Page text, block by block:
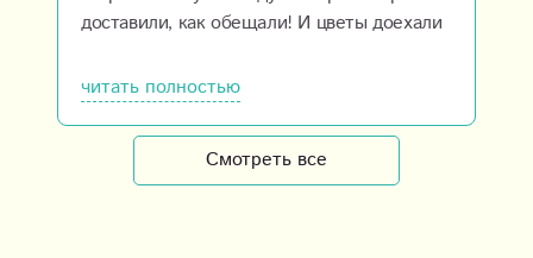
доставили, как обещали! И цветы доехали
сама еще закажу)
читать полностью
Смотреть все